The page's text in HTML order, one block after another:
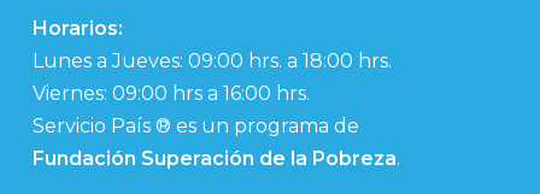
Horarios:
Lunes a Jueves: 09:00 hrs. a 18:00 hrs.
Viernes: 09:00 hrs a 16:00 hrs.
Servicio País ® es un programa de
Fundación Superación de la Pobreza.